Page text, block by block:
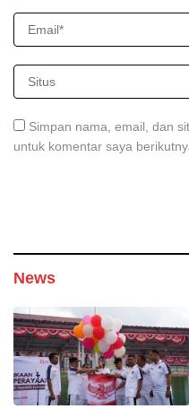
Simpan nama, email, dan
untuk komentar saya
News